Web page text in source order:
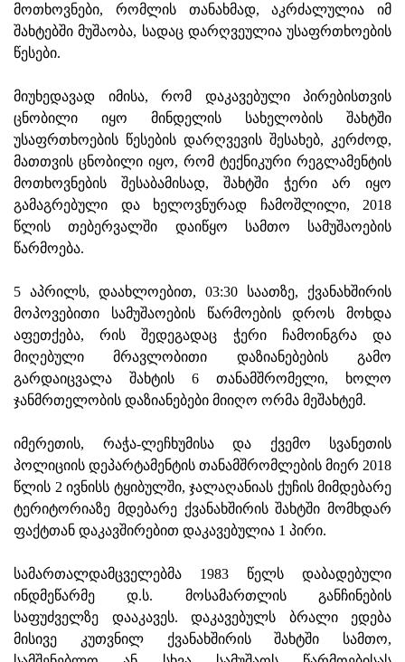
მოთხოვნები, რომლის თანახმად, აკრძალულია იმ
შახტებში მუშაობა, სადაც დარღვეულია უსაფრთხოების
წესები.
მიუხედავად იმისა, რომ დაკავებული პირებისთვის
ცნობილი იყო მინდელის სახელობის შახტში
უსაფრთხოების წესების დარღვევის შესახებ, კერძოდ,
მათთვის ცნობილი იყო, რომ ტექნიკური რეგლამენტის
მოთხოვნების შესაბამისად, შახტში ჭერი არ იყო
გამაგრებული და ხელოვნურად ჩამოშლილი, 2018
წლის თებერვალში დაიწყო სამთო სამუშაოების
წარმოება.
5 აპრილს, დაახლოებით, 03:30 საათზე, ქვანახშირის
მოპოვებითი სამუშაოების წარმოების დროს მოხდა
აფეთქება, რის შედეგადაც ჭერი ჩამოინგრა და
მიღებული მრავლობითი დაზიანებების გამო
გარდაიცვალა შახტის 6 თანამშრომელი, ხოლო
ჯანმრთელობის დაზიანებები მიიღო ორმა მეშახტემ.
იმერეთის, რაჭა-ლეჩხუმისა და ქვემო სვანეთის
პოლიციის დეპარტამენტის თანამშრომლების მიერ 2018
წლის 2 ივნისს ტყიბულში, ჯალაღანიას ქუჩის მიმდებარე
ტერიტორიაზე მდებარე ქვანახშირის შახტში მომხდარ
ფაქტთან დაკავშირებით დაკავებულია 1 პირი.
სამართალდამცველებმა 1983 წელს დაბადებული
ინდმეწარმე დ.ს. მოსამართლის განჩინების
საფუძველზე დააკავეს. დაკავებულს ბრალი ედება
მისივე კუთვნილ ქვანახშირის შახტში სამთო,